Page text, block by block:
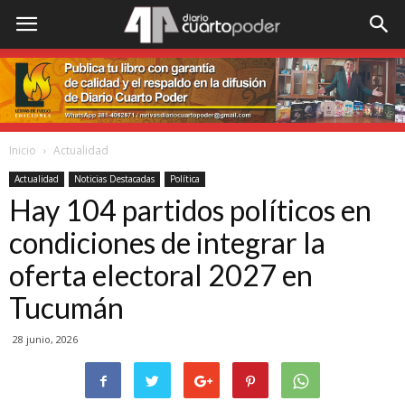
Inicio Actualidad
Actualidad Noticias Destacadas Política
Hay 104 partidos políticos en
condiciones de integrar la
oferta electoral 2027 en
Tucumán
28 junio, 2026